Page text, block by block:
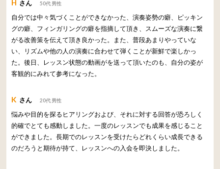
H さん 50代 男性
自分では中々気づくことができなかった、演奏姿勢の癖、ピッキン
グの癖、フィンガリングの癖を指摘して頂き、スムーズな演奏に繋
がる改善策を伝えて頂き良かった。また、普段あまりやっていな
い、リズムや他の人の演奏に合わせて弾くことが新鮮で楽しかっ
た。後日、レッスン状態の動画がを送って頂いたのも、自分の姿が
客観的にみれて参考になった。
K さん 20代 男性
悩みや目的を探るヒアリングおよび、それに対する回答が恐ろしく
的確でとても感動しました。一度のレッスンでも成果を感じること
ができました。長期でのレッスンを受けたらどれくらい成長できる
のだろうと期待が持て、レッスンへの入会を即決しました。